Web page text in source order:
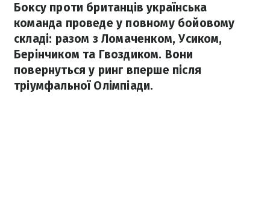
Боксу проти британців українська
команда проведе у повному бойовому
складі: разом з Ломаченком, Усиком,
Берінчиком та Гвоздиком. Вони
повернуться у ринг вперше після
тріумфальної Олімпіади.